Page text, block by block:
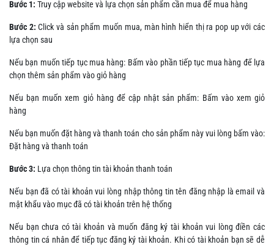
Bước 1: Truy cập website và lựa chọn sản phẩm cần mua để mua hàng
Bước 2: Click và sản phẩm muốn mua, màn hình hiển thị ra pop up với các
lựa chọn sau
Nếu bạn muốn tiếp tục mua hàng: Bấm vào phần tiếp tục mua hàng để lựa
chọn thêm sản phẩm vào giỏ hàng
Nếu bạn muốn xem giỏ hàng để cập nhật sản phẩm: Bấm vào xem giỏ
hàng
Nếu bạn muốn đặt hàng và thanh toán cho sản phẩm này vui lòng bấm vào:
Đặt hàng và thanh toán
Bước 3: Lựa chọn thông tin tài khoản thanh toán
Nếu bạn đã có tài khoản vui lòng nhập thông tin tên đăng nhập là email và
mật khẩu vào mục đã có tài khoản trên hệ thống
Nếu bạn chưa có tài khoản và muốn đăng ký tài khoản vui lòng điền các
thông tin cá nhân để tiếp tục đăng ký tài khoản. Khi có tài khoản bạn sẽ dễ